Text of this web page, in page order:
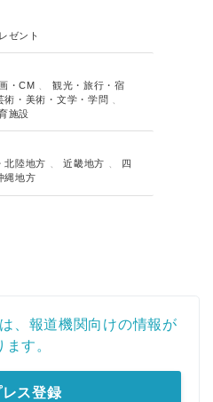
ゼント
・CM
観光・旅行・宿
術・美術・文学・学問
施設
北陸地方 、近畿地方
四
縄地方
、報道機関向けの情報が
ます。
レス登録